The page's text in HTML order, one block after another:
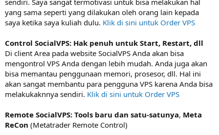
yang sama seperti yang dilakukan oleh orang lain kepada
saya ketika saya kuliah dulu. Klik di sini untuk Order VPS
Control SocialVPS: Hak penuh untuk Start, Restart, dll
Di client Area pada website SocialVPS Anda akan bisa
mengontrol VPS Anda dengan lebih mudah. Anda juga akan
bisa memantau penggunaan memori, prosesor, dll. Hal ini
akan sangat membantu para pengguna VPS karena Anda bisa
melakukaknnya sendiri. Klik di sini untuk Order VPS
Remote SocialVPS: Tools baru dan satu-satunya, Meta
ReCon (Metatrader Remote Control)